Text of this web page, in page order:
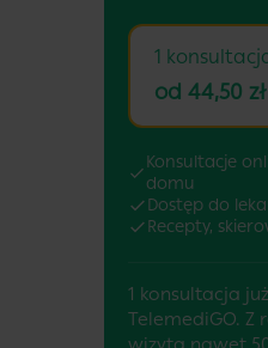
1
od 44,50 zł
Konsultacje
domu
Dostęp do
Recepty,
1 konsultacja
TelemediGO. Z